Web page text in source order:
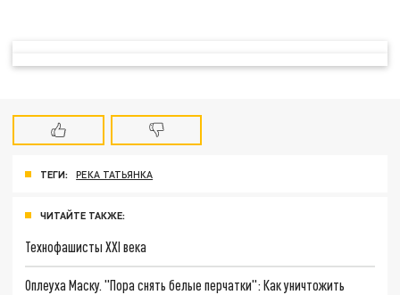
ТЕГИ: РЕКА ТАТЬЯНКА
ЧИТАЙТЕ ТАКЖЕ:
Технофашисты XXI века
Оплеуха Маску. "Пора снять белые перчатки": Как уничтожить